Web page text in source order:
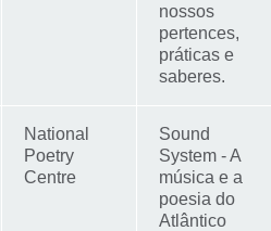
nossos
pertences,
práticas e
saberes.
National
Poetry
Centre
Sound
System - A
música e a
poesia do
Atlântico